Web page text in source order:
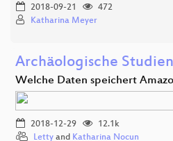
2018-09-21
472
Katharina Meyer
Archäologische
Welche Daten speichert
2018-12-29
12.1k
Letty and Katharina Nocun